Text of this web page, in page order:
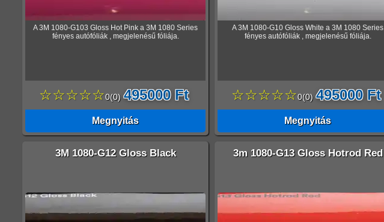
A 3M 1080-G103 Gloss Hot Pink a 3M 1080 Series
fényes autófóliák , megjelenésű fóliája.
☆☆☆☆☆0(0) 495000 Ft
Megnyitás
A 3M 1080-G10 Gloss White a 3M 1080 Series
fényes autófóliák , megjelenésű fóliája.
☆☆☆☆☆0(0) 495000 Ft
Megnyitás
3M 1080-G12 Gloss Black 3m 1080-G13 Gloss Hotrod Red